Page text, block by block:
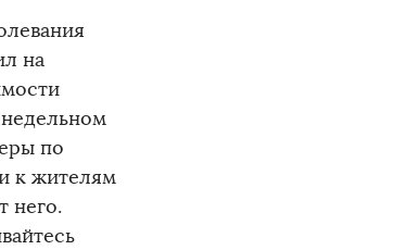
на
по
к жителям
него.